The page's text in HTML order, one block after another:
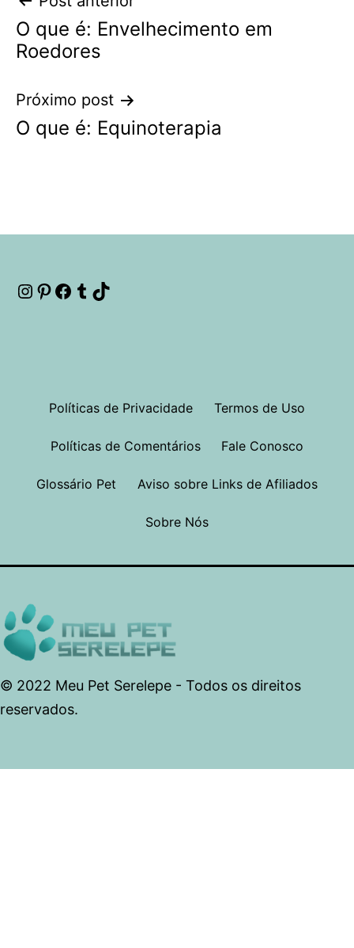
de
O que é: Envelhecimento em
Roedores
Próximo post
O que é: Equinoterapia
Instagram
Pinterest
Facebook
Tumblr
Políticas de Privacidade Termos de Uso
Políticas de Comentários Fale Conosco
Glossário Pet Aviso sobre Links de Afiliados
Sobre Nós
© 2022 Meu Pet Serelepe - Todos os direitos
reservados.